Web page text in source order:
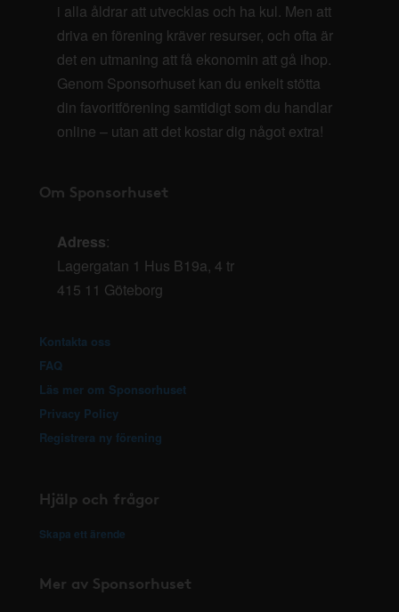
i alla åldrar att utvecklas och ha kul. Men att
driva en förening kräver resurser, och ofta är
det en utmaning att få ekonomin att gå ihop.
Genom Sponsorhuset kan du enkelt stötta
din favoritförening samtidigt som du handlar
online – utan att det kostar dig något extra!
Om Sponsorhuset
Adress:
Lagergatan 1 Hus B19a, 4 tr
415 11 Göteborg
Kontakta oss
FAQ
Läs mer om Sponsorhuset
Privacy Policy
Registrera ny förening
Hjälp och frågor
Skapa ett ärende
Mer av Sponsorhuset